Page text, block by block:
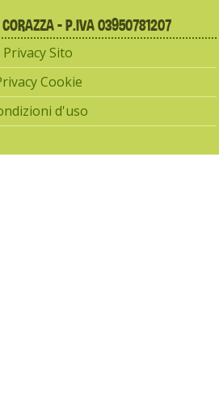
- P.IVA 03950781207
Privacy Sito
Cookie
d'uso